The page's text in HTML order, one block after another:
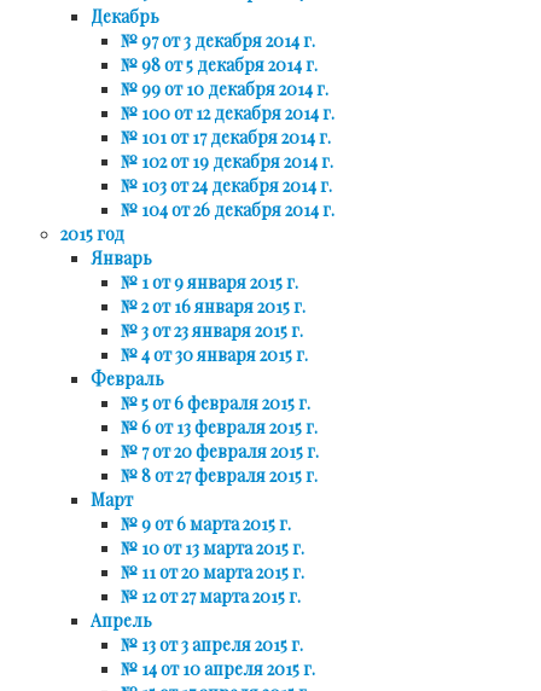
Декабрь
№ 97 от 3 декабря 2014 г.
№ 98 от 5 декабря 2014 г.
№ 99 от 10 декабря 2014 г.
№ 100 от 12 декабря 2014 г.
№ 101 от 17 декабря 2014 г.
№ 102 от 19 декабря 2014 г.
№ 103 от 24 декабря 2014 г.
№ 104 от 26 декабря 2014 г.
2015 год
Январь
№ 1 от 9 января 2015 г.
№ 2 от 16 января 2015 г.
№ 3 от 23 января 2015 г.
№ 4 от 30 января 2015 г.
Февраль
№ 5 от 6 февраля 2015 г.
№ 6 от 13 февраля 2015 г.
№ 7 от 20 февраля 2015 г.
№ 8 от 27 февраля 2015 г.
Март
№ 9 от 6 марта 2015 г.
№ 10 от 13 марта 2015 г.
№ 11 от 20 марта 2015 г.
№ 12 от 27 марта 2015 г.
Апрель
№ 13 от 3 апреля 2015 г.
№ 14 от 10 апреля 2015 г.